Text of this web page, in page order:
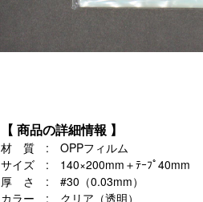
【 商品の詳細情報 】
材 質 : OPPフィルム
サイズ : 140×200mm＋ﾃｰﾌﾟ40mm
厚 さ : #30（0.03mm）
カラー : クリア（透明）